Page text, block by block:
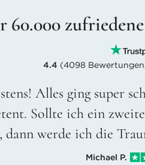
60.000
4.4 (4098
Alles ging super
Sollte ich ein
dann werde ich die
Michael P.